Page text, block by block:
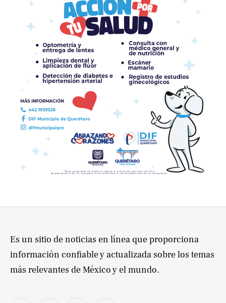
Es un sitio de noticias en línea que proporciona
información confiable y actualizada sobre los temas
más relevantes de México y el mundo.